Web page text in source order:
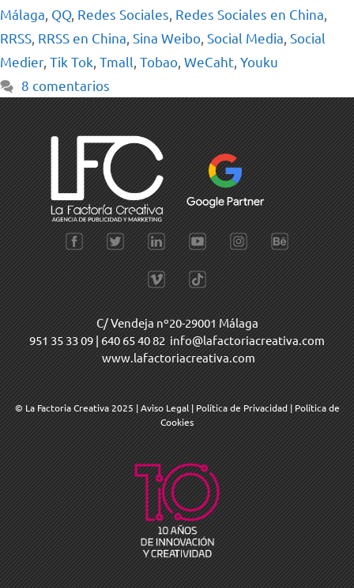
Málaga, QQ, Redes Sociales, Redes Sociales en China,
RRSS, RRSS en China, Sina Weibo, Social Media, Social
Medier, Tik Tok, Tmall, Tobao, WeCaht, Youku
8 comentarios
C/ Vendeja nº20-29001 Málaga
951 35 33 09 | 640 65 40 82 info@lafactoriacreativa.com
www.lafactoriacreativa.com
© La Factoria Creativa 2025 |Aviso Legal | Política de Privacidad | Política de
Cookies